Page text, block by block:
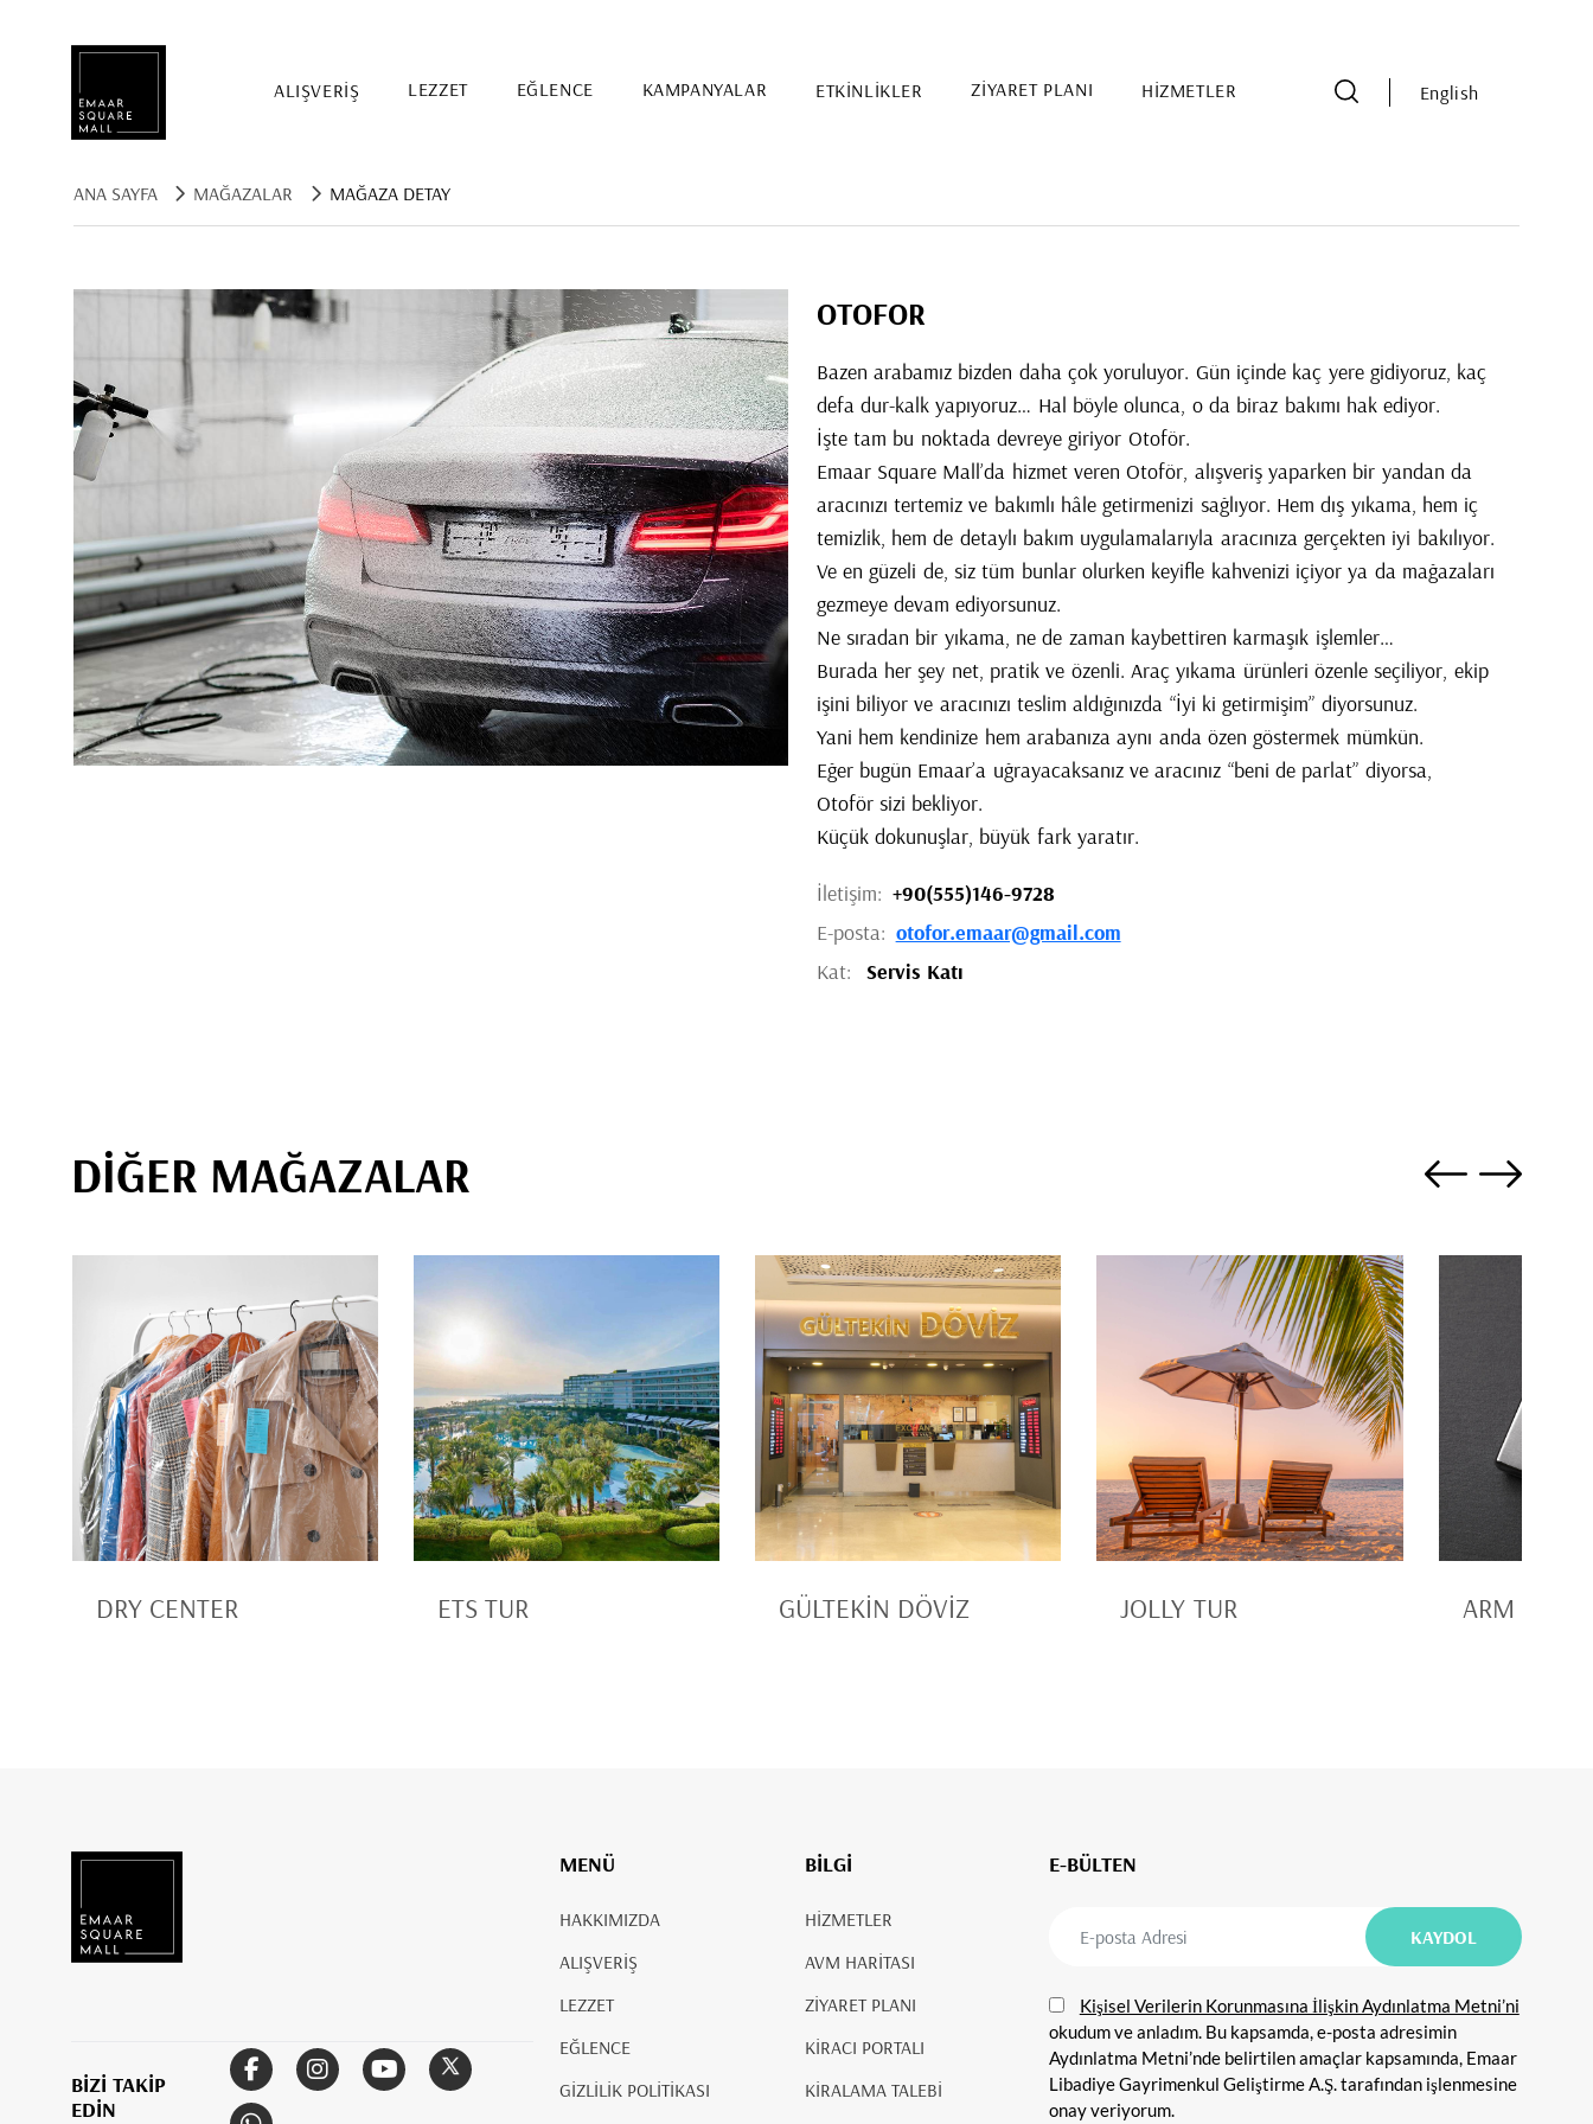
ALIŞVERİŞ LEZZET EĞLENCE KAMPANYALAR ETKİNLİKLER ZİYARET PLANI HİZMETLER English
ANA SAYFA MAĞAZALAR MAĞAZA DETAY
OTOFOR
Bazen arabamız bizden daha çok yoruluyor. Gün içinde kaç yere gidiyoruz, kaç
defa dur-kalk yapıyoruz… Hal böyle olunca, o da biraz bakımı hak ediyor.
İşte tam bu noktada devreye giriyor Otoför.
Emaar Square Mall’da hizmet veren Otoför, alışveriş yaparken bir yandan da
aracınızı tertemiz ve bakımlı hâle getirmenizi sağlıyor. Hem dış yıkama, hem iç
temizlik, hem de detaylı bakım uygulamalarıyla aracınıza gerçekten iyi bakılıyor.
Ve en güzeli de, siz tüm bunlar olurken keyifle kahvenizi içiyor ya da mağazaları
gezmeye devam ediyorsunuz.
Ne sıradan bir yıkama, ne de zaman kaybettiren karmaşık işlemler…
Burada her şey net, pratik ve özenli. Araç yıkama ürünleri özenle seçiliyor, ekip
işini biliyor ve aracınızı teslim aldığınızda “İyi ki getirmişim” diyorsunuz.
Yani hem kendinize hem arabanıza aynı anda özen göstermek mümkün.
Eğer bugün Emaar’a uğrayacaksanız ve aracınız “beni de parlat” diyorsa,
Otoför sizi bekliyor.
Küçük dokunuşlar, büyük fark yaratır.
İletişim: +90(555)146-9728
E-posta: otofor.emaar@gmail.com
Kat:
Servis Katı
DİĞER MAĞAZALAR
DRY CENTER ETS TUR GÜLTEKİN DÖVİZ JOLLY TUR ARM
BİZİ TAKİP
EDİN
MENÜ
HAKKIMIZDA
ALIŞVERİŞ
LEZZET
EĞLENCE
GİZLİLİK POLİTİKASI
BİLGİ
HİZMETLER
AVM HARİTASI
ZİYARET PLANI
KİRACI PORTALI
KİRALAMA TALEBİ
E-BÜLTEN
Kişisel Verilerin Korunmasına İlişkin Aydınlatma Metni’ni
okudum ve anladım. Bu kapsamda, e-posta adresimin
Aydınlatma Metni’nde belirtilen amaçlar kapsamında, Emaar
Libadiye Gayrimenkul Geliştirme A.Ş. tarafından işlenmesine
onay veriyorum.
Mağaza, restaurant, etkinlik arama
POPÜLER ARAMALAR
Eğlence Kampanyalar Etkinlik